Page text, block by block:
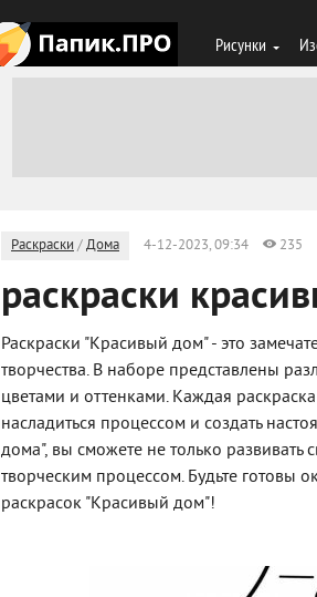
Рисунки
Раскраски /Дома 4-12-2023, 09:34 235
раскраски
Раскраски "Красивый дом" - это
творчества. В наборе представлены
цветами и оттенками. Каждая
насладиться процессом и создать
дома", вы сможете не только развивать
творческим процессом. Будьте готовы
раскрасок "Красивый дом"!